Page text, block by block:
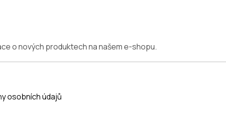
o nových produktech na našem e-shopu.
osobních údajů